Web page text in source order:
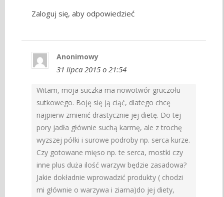
Zaloguj się, aby odpowiedzieć
Anonimowy
31 lipca 2015 o 21:54
Witam, moja suczka ma nowotwór gruczołu
sutkowego. Boję się ją ciąć, dlatego chcę
najpierw zmienić drastycznie jej dietę. Do tej
pory jadła głównie suchą karmę, ale z trochę
wyzszej półki i surowe podroby np. serca kurze.
Czy gotowane mięso np. te serca, mostki czy
inne plus duża ilość warzyw będzie zasadowa?
Jakie dokładnie wprowadzić produkty ( chodzi
mi głównie o warzywa i ziarna)do jej diety,